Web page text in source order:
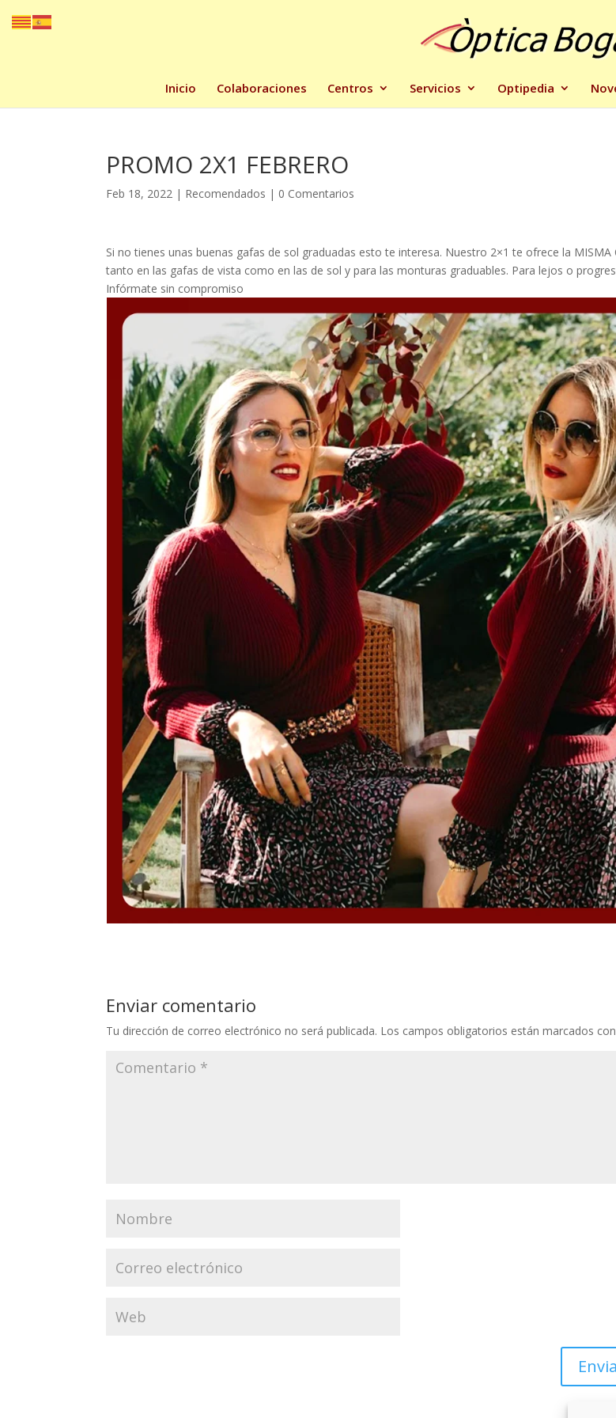
Inicio Colaboraciones Centros Servicios Optipedia
PROMO 2X1 FEBRERO
Feb 18, 2022 | Recomendados | 0 Comentarios
Si no tienes unas buenas gafas de sol graduadas esto te interesa. Nuestro 2×1 te ofrece la MISMA
tanto en las gafas de vista como en las de sol y para las monturas graduables. Para lejos o
Infórmate sin compromiso
Enviar comentario
Tu dirección de correo electrónico no será publicada. Los campos obligatorios están marcados